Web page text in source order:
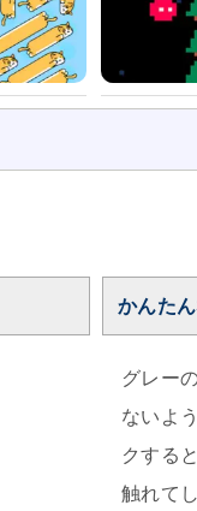
かんた
グレー
ないよ
クする
触れて